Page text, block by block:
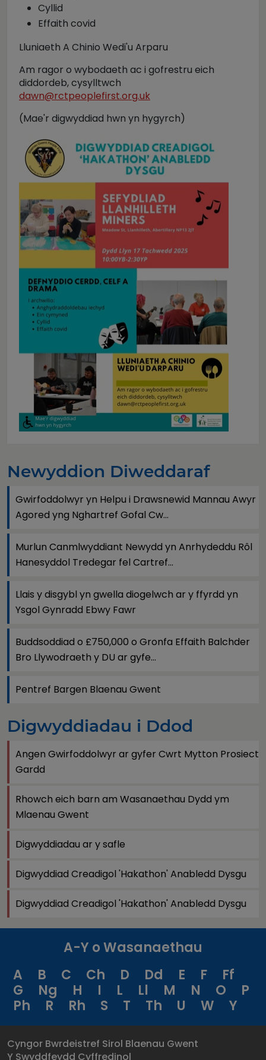
Cyllid
Effaith covid
Lluniaeth A Chinio Wedi'u Arparu
Am ragor o wybodaeth ac i gofrestru eich
diddordeb, cysylltwch
dawn@rctpeoplefirst.org.uk
(Mae'r digwyddiad hwn yn hygyrch)
Newyddion Diweddaraf
Gwirfoddolwyr yn Helpu i Drawsnewid Mannau Awyr
Agored yng Nghartref Gofal Cw...
Murlun Canmlwyddiant Newydd yn Anrhydeddu Rôl
Hanesyddol Tredegar fel Cartref...
Llais y disgybl yn gwella diogelwch ar y ffyrdd yn
Ysgol Gynradd Ebwy Fawr
Buddsoddiad o £750,000 o Gronfa Effaith Balchder
Bro Llywodraeth y DU ar gyfe...
Pentref Bargen Blaenau Gwent
Digwyddiadau i Ddod
Angen Gwirfoddolwyr ar gyfer Cwrt Mytton Prosiect
Gardd
Rhowch eich barn am Wasanaethau Dydd ym
Mlaenau Gwent
Digwyddiadau ar y safle
Digwyddiad Creadigol 'Hakathon' Anabledd Dysgu
Digwyddiad Creadigol 'Hakathon' Anabledd Dysgu
A-Y o Wasanaethau
A
B C Ch D Dd E F
Ff
G
Ng H I L Ll M N O
P
Ph
R Rh S T Th U W Y
Cyngor Bwrdeistref Sirol Blaenau Gwent
Y Swyddfeydd Cyffredinol